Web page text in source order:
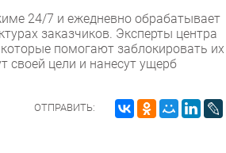
24/7 и ежедневно обрабатывает
заказчиков. Эксперты центра
помогают заблокировать их
своей цели и нанесут ущерб
ОТПРАВИТЬ: